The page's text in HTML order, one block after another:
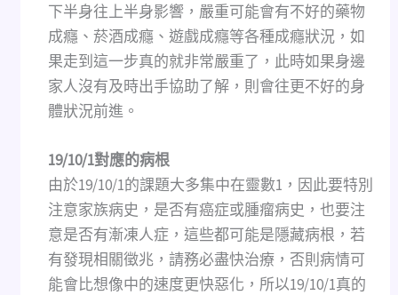
下半身往上半身影響，嚴重可能會有不好的藥物
成癮、菸酒成癮、遊戲成癮等各種成癮狀況，如
果走到這一步真的就非常嚴重了，此時如果身邊
家人沒有及時出手協助了解，則會往更不好的身
體狀況前進。
19/10/1對應的病根
由於19/10/1的課題大多集中在靈數1，因此要特別
注意家族病史，是否有癌症或腫瘤病史，也要注
意是否有漸凍人症，這些都可能是隱藏病根，若
有發現相關徵兆，請務必盡快治療，否則病情可
能會比想像中的速度更快惡化，所以19/10/1真的